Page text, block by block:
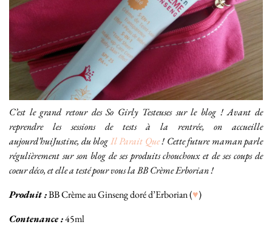
C’est le grand retour des So Girly Testeuses sur le blog ! Avant de
reprendre les sessions de tests à la rentrée, on accueille
aujourd’huiJustine, du blogIl Parait Que! Cette future maman parle
régulièrement sur son blog de ses produits chouchoux et de ses coups de
coeur déco, et elle a testé pour vous la BB Crème Erborian !
Produit :BB Crème au Ginseng doré d’Erborian (♥)
Contenance :45ml